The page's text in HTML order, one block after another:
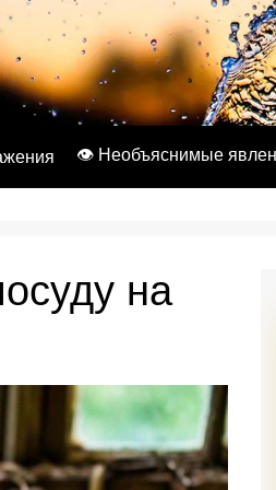
👁️ Необъяснимые
на